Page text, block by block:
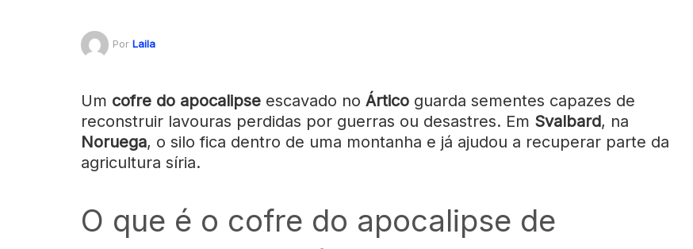
Por Laila
Um cofre do apocalipse escavado no Ártico guarda sementes capazes de
reconstruir lavouras perdidas por guerras ou desastres. Em Svalbard, na
Noruega, o silo fica dentro de uma montanha e já ajudou a recuperar parte da
agricultura síria.
O que é o cofre do apocalipse de